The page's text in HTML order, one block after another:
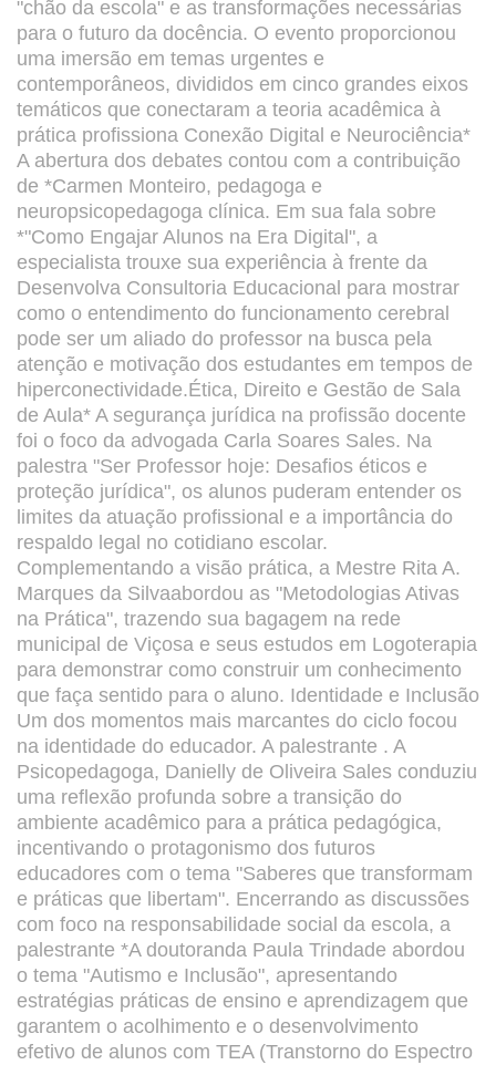
"chão da escola" e as transformações necessárias
para o futuro da docência. O evento proporcionou
uma imersão em temas urgentes e
contemporâneos, divididos em cinco grandes eixos
temáticos que conectaram a teoria acadêmica à
prática profissiona Conexão Digital e Neurociência*
A abertura dos debates contou com a contribuição
de *Carmen Monteiro, pedagoga e
neuropsicopedagoga clínica. Em sua fala sobre
*"Como Engajar Alunos na Era Digital", a
especialista trouxe sua experiência à frente da
Desenvolva Consultoria Educacional para mostrar
como o entendimento do funcionamento cerebral
pode ser um aliado do professor na busca pela
atenção e motivação dos estudantes em tempos de
hiperconectividade.Ética, Direito e Gestão de Sala
de Aula* A segurança jurídica na profissão docente
foi o foco da advogada Carla Soares Sales. Na
palestra "Ser Professor hoje: Desafios éticos e
proteção jurídica", os alunos puderam entender os
limites da atuação profissional e a importância do
respaldo legal no cotidiano escolar.
Complementando a visão prática, a Mestre Rita A.
Marques da Silvaabordou as "Metodologias Ativas
na Prática", trazendo sua bagagem na rede
municipal de Viçosa e seus estudos em Logoterapia
para demonstrar como construir um conhecimento
que faça sentido para o aluno. Identidade e Inclusão
Um dos momentos mais marcantes do ciclo focou
na identidade do educador. A palestrante . A
Psicopedagoga, Danielly de Oliveira Sales conduziu
uma reflexão profunda sobre a transição do
ambiente acadêmico para a prática pedagógica,
incentivando o protagonismo dos futuros
educadores com o tema "Saberes que transformam
e práticas que libertam". Encerrando as discussões
com foco na responsabilidade social da escola, a
palestrante *A doutoranda Paula Trindade abordou
o tema "Autismo e Inclusão", apresentando
estratégias práticas de ensino e aprendizagem que
garantem o acolhimento e o desenvolvimento
efetivo de alunos com TEA (Transtorno do Espectro